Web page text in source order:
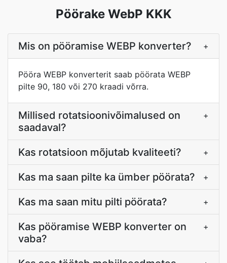
Pöörake WebP KKK
Mis on pööramise WEBP konverter? +
Pööra WEBP konverterit saab pöörata WEBP
pilte 90, 180 või 270 kraadi võrra.
Millised rotatsioonivõimalused on
saadaval?
+
Kas rotatsioon mõjutab kvaliteeti? +
Kas ma saan pilte ka ümber pöörata? +
Kas ma saan mitu pilti pöörata? +
Kas pööramise WEBP konverter on
vaba?
+